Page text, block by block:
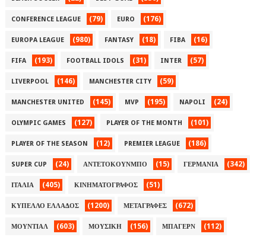
CONFERENCE LEAGUE (79) EURO (176)
EUROPA LEAGUE (980) FANTASY (18) FIBA (16)
FIFA (193) FOOTBALL IDOLS (31) INTER (57)
LIVERPOOL (146) MANCHESTER CITY (59)
MANCHESTER UNITED (145) MVP (195) NAPOLI (24)
OLYMPIC GAMES (127) PLAYER OF THE MONTH (101)
PLAYER OF THE SEASON (12) PREMIER LEAGUE (186)
SUPER CUP (24) ΑΝΤΕΤΟΚΟΥΝΜΠΟ (15) ΓΕΡΜΑΝΙΑ (342)
ΙΤΑΛΙΑ (405) ΚΙΝΗΜΑΤΟΓΡΑΦΟΣ (51)
ΚΥΠΕΛΛΟ ΕΛΛΑΔΟΣ (1200) ΜΕΤΑΓΡΑΦΕΣ (672)
ΜΟΥΝΤΙΑΛ (603) ΜΟΥΣΙΚΗ (156) ΜΠΑΓΕΡΝ (112)